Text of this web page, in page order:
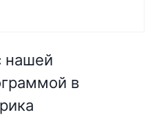
нашей
в